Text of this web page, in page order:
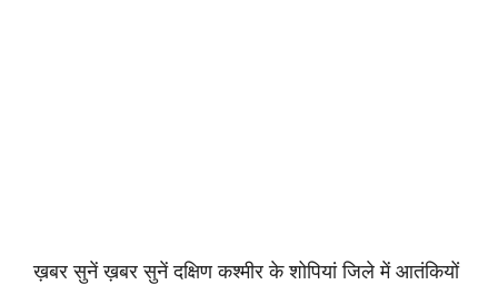
ख़बर सुनें ख़बर सुनें दक्षिण कश्मीर के शोपियां जिले में आतंकियों